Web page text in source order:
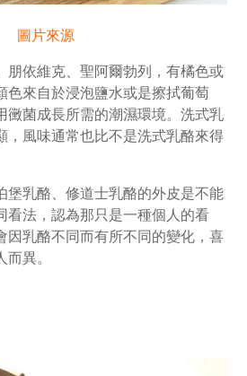
圖片來源
朋依維克、聖阿爾勃列，有橘色或
色來自於浸泡鹽水或是擦拭葡萄
黴菌成長所需的潮濕環境。洗式乳
，風味通常也比不是洗式乳酪來得
堡乳酪、修道士乳酪的外皮是不能
看法，認為那只是一種個人的看
因乳酪不同而有所不同的變化，喜
異。